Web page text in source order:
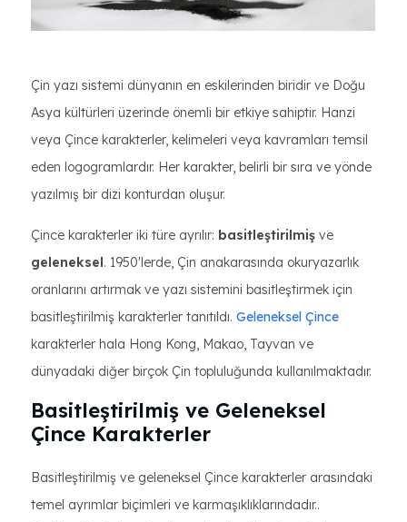
Çin yazı sistemi dünyanın en eskilerinden biridir ve Doğu
Asya kültürleri üzerinde önemli bir etkiye sahiptir. Hanzi
veya Çince karakterler, kelimeleri veya kavramları temsil
eden logogramlardır. Her karakter, belirli bir sıra ve yönde
yazılmış bir dizi konturdan oluşur.
Çince karakterler iki türe ayrılır: basitleştirilmiş ve
geleneksel. 1950'lerde, Çin anakarasında okuryazarlık
oranlarını artırmak ve yazı sistemini basitleştirmek için
basitleştirilmiş karakterler tanıtıldı. Geleneksel Çince
karakterler hala Hong Kong, Makao, Tayvan ve
dünyadaki diğer birçok Çin topluluğunda kullanılmaktadır.
Basitleştirilmiş ve Geleneksel
Çince Karakterler
Basitleştirilmiş ve geleneksel Çince karakterler arasındaki
temel ayrımlar biçimleri ve karmaşıklıklarındadır..